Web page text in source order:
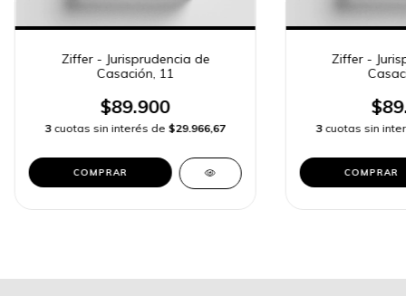
Ziffer - Jurisprudencia de
Casación, 11
$89.900
3 cuotas sin interés de $29.966,67
COMPRAR
Ziffer -
3 cuotas sin
COMPRAR